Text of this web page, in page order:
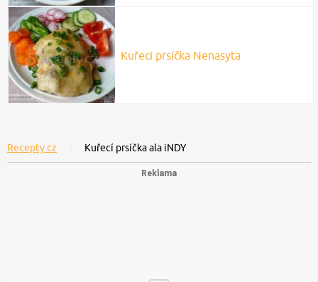
Kuřecí prsíčka Nenasyta
Recepty.cz Kuřecí prsíčka ala iNDY